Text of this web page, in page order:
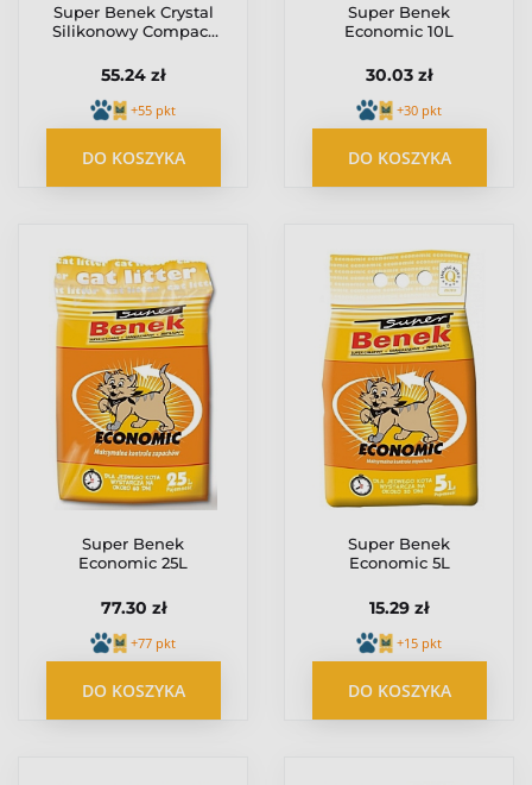
Super Benek Crystal
Silikonowy Compact
55.24 zł
+55 pkt
DO KOSZYKA
Super Benek
Economic 10L
30.03 zł
+30 pkt
DO KOSZYKA
Super Benek
Economic 25L
77.30 zł
+77 pkt
DO KOSZYKA
Super Benek
Economic 5L
15.29 zł
+15 pkt
DO KOSZYKA